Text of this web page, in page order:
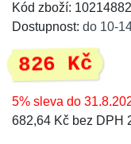
Kód zboží:
Dostupnost: do 10-
826 Kč
5% sleva do
682,64 Kč bez DPH